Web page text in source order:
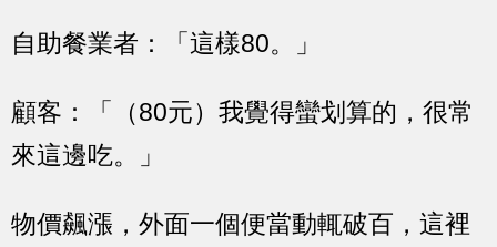
自助餐業者：「這樣80。」
顧客：「（80元）我覺得蠻划算的，很常
來這邊吃。」
物價飆漲，外面一個便當動輒破百，這裡